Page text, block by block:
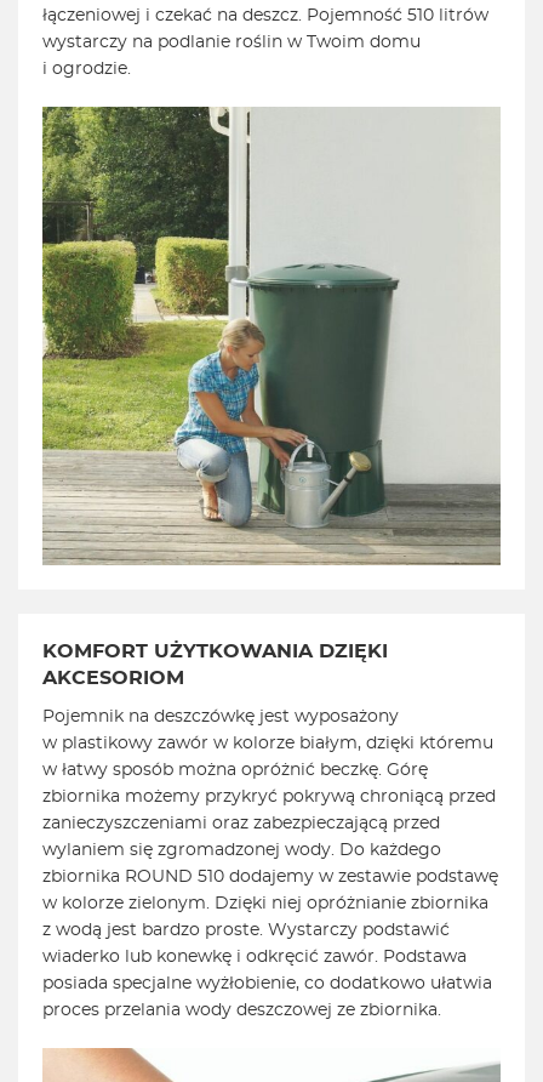
łączeniowej i czekać na deszcz. Pojemność 510 litrów
wystarczy na podlanie roślin w Twoim domu
i ogrodzie.
KOMFORT UŻYTKOWANIA DZIĘKI
AKCESORIOM
Pojemnik na deszczówkę jest wyposażony
w plastikowy zawór w kolorze białym, dzięki któremu
w łatwy sposób można opróżnić beczkę. Górę
zbiornika możemy przykryć pokrywą chroniącą przed
zanieczyszczeniami oraz zabezpieczającą przed
wylaniem się zgromadzonej wody. Do każdego
zbiornika ROUND 510 dodajemy w zestawie podstawę
w kolorze zielonym. Dzięki niej opróżnianie zbiornika
z wodą jest bardzo proste. Wystarczy podstawić
wiaderko lub konewkę i odkręcić zawór. Podstawa
posiada specjalne wyżłobienie, co dodatkowo ułatwia
proces przelania wody deszczowej ze zbiornika.